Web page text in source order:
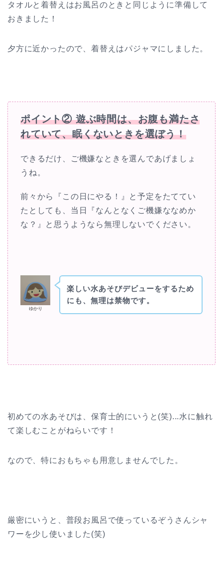
タオルと着替えはお風呂のときと同じように準備して
おきました！
夕方に近かったので、着替えはパジャマにしました。
ポイント② 遊ぶ時間は、お腹も満たさ
れていて、眠くないときを選ぼう！
できるだけ、ご機嫌なときを選んであげましょ
うね。
前々から『この日にやる！』と予定をたててい
たとしても、当日『なんとなくご機嫌ななめか
な？』と思うようなら無理しないでください。
ゆかり
楽しい水あそびデビューをするため
にも、無理は禁物です。
初めての水あそびは、保育士的にいうと(笑)...水に触れ
て楽しむことがねらいです！
なので、特におもちゃも用意しませんでした。
厳密にいうと、普段お風呂で使っているぞうさんシャ
ワーを少し使いました(笑)